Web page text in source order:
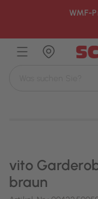
WMF-
vito
braun